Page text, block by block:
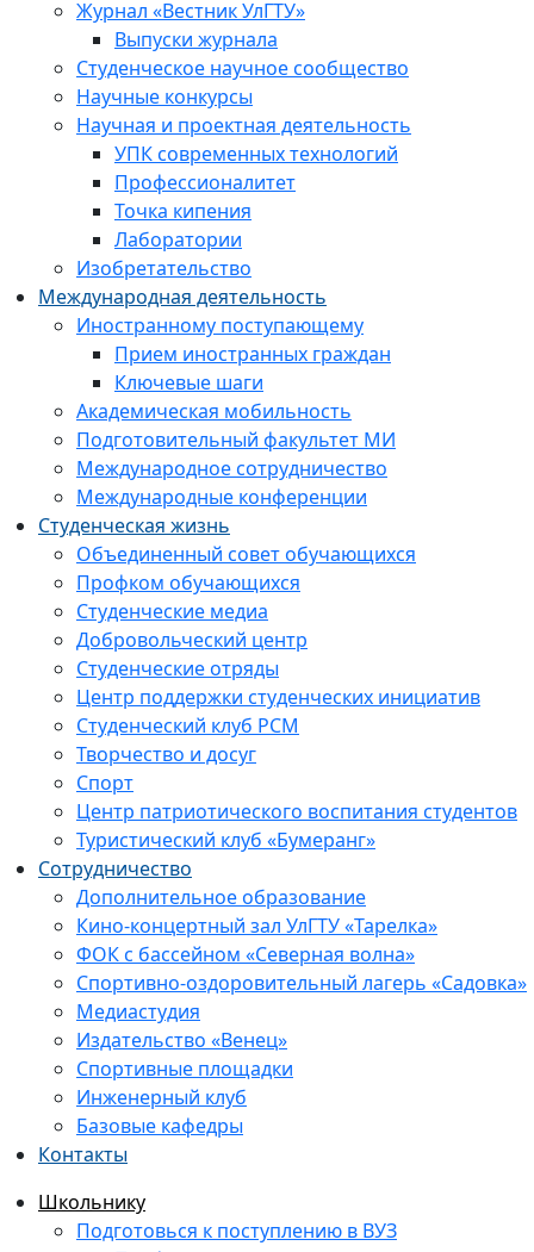
Журнал «Вестник УлГТУ»
Выпуски журнала
Студенческое научное сообщество
Научные конкурсы
Научная и проектная деятельность
УПК современных технологий
Профессионалитет
Точка кипения
Лаборатории
Изобретательство
Международная деятельность
Иностранному поступающему
Прием иностранных граждан
Ключевые шаги
Академическая мобильность
Подготовительный факультет МИ
Международное сотрудничество
Международные конференции
Студенческая жизнь
Объединенный совет обучающихся
Профком обучающихся
Студенческие медиа
Добровольческий центр
Студенческие отряды
Центр поддержки студенческих инициатив
Студенческий клуб РСМ
Творчество и досуг
Спорт
Центр патриотического воспитания студентов
Туристический клуб «Бумеранг»
Сотрудничество
Дополнительное образование
Кино-концертный зал УлГТУ «Тарелка»
ФОК с бассейном «Северная волна»
Спортивно-оздоровительный лагерь «Садовка»
Медиастудия
Издательство «Венец»
Спортивные площадки
Инженерный клуб
Базовые кафедры
Контакты
Школьнику
Подготовься к поступлению в ВУЗ